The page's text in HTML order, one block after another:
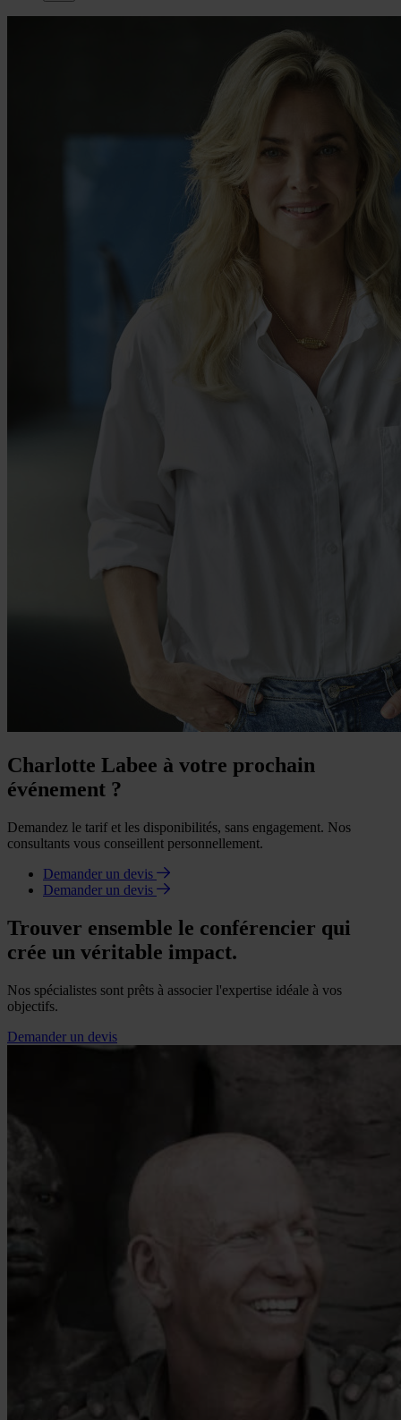
Charlotte Labee à votre prochain
événement ?
Demandez le tarif et les disponibilités, sans engagement. Nos
consultants vous conseillent personnellement.
Demander un devis
Demander un devis
Trouver ensemble le conférencier qui
crée un véritable impact.
Nos spécialistes sont prêts à associer l'expertise idéale à vos
objectifs.
Demander un devis